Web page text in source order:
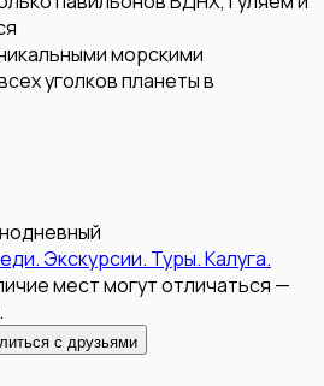
морскими
уголков планеты в
Экскурсии. Туры. Калуга.
мест могут отличаться —
с друзьями